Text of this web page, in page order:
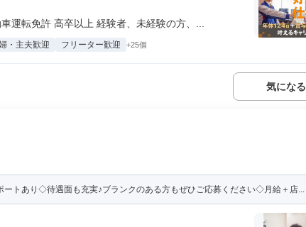
運転免許 高卒以上 経験者、未経験の方、...
・主夫歓迎 フリーター歓迎 +25個
気になる
ートあり◇待遇面も充実♪ブランクのある方もぜひご応募ください◇月給＋店...